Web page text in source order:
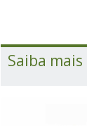
Saiba mais